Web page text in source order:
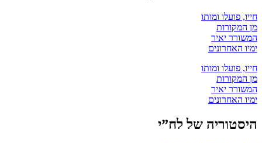
חייו, פועלו ומותו
מן המקורות
המשורר יאיר
ימיו האחרונים
חייו, פועלו ומותו
מן המקורות
המשורר יאיר
ימיו האחרונים
היסטוריה של לח”י